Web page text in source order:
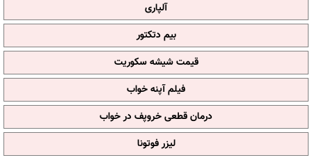
آلپاری
بیم دتکتور
قیمت شیشه سکوریت
فیلم آپنه خواب
درمان قطعی خروپف در خواب
لیزر فوتونا